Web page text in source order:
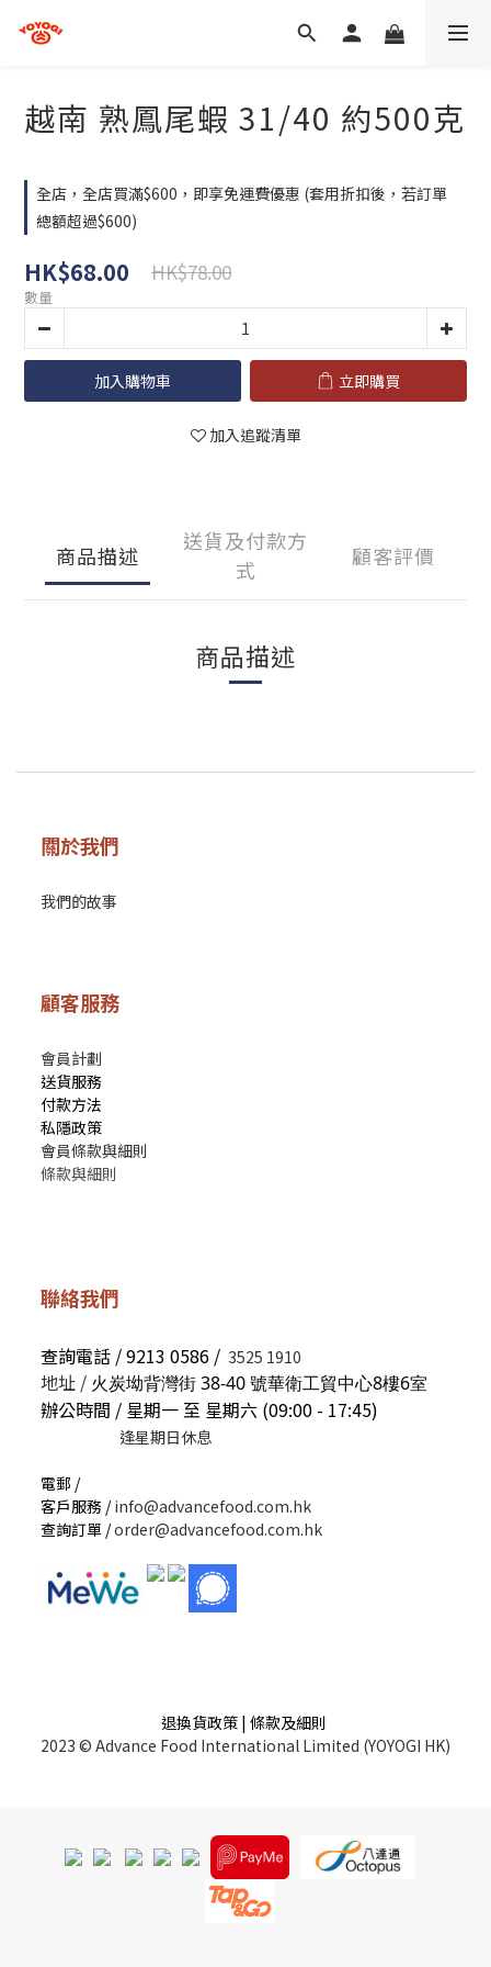
越南 熟鳳尾蝦 31/40 約500克
全店，全店買滿$600，即享免運費優惠 (套用折扣後，若訂單
總額超過$600)
HK$68.00 HK$78.00
數量
加入購物車 立即購買
加入追蹤清單
商品描述
送貨及付款方
式
顧客評價
商品描述
關於我們
我們的故事
顧客服務
會員計劃
送貨服務
付款方法
私隱政策
會員條款與細則
條款與細則
聯絡我們
查詢電話 / 9213 0586 / 3525 1910
地址 / 火炭坳背灣街 38-40 號華衛工貿中心8樓6室
辦公時間 / 星期一 至 星期六 (09:00 - 17:45)
逢星期日休息
電郵 /
客戶服務 /info@advancefood.com.hk
查詢訂單 /order@advancefood.com.hk
退換貨政策 | 條款及細則
2023 © Advance Food International Limited (YOYOGI HK)